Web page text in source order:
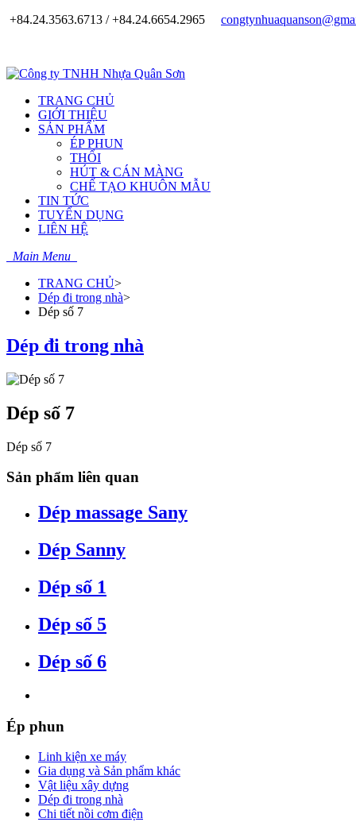
+84.24.3563.6713 / +84.24.6654.2965
TRANG CHỦ
GIỚI THIỆU
SẢN PHẨM
ÉP PHUN
THỔI
HÚT & CÁN MÀNG
CHẾ TẠO KHUÔN MẪU
TIN TỨC
TUYỂN DỤNG
LIÊN HỆ
Main Menu
TRANG CHỦ>
Dép đi trong nhà>
Dép số 7
Dép đi trong nhà
Dép số 7
Dép số 7
Sản phẩm liên quan
Dép massage Sany
Dép Sanny
Dép số 1
Dép số 5
Dép số 6
Ép phun
Linh kiện xe máy
Gia dụng và Sản phẩm khác
Vật liệu xây dựng
Dép đi trong nhà
Chi tiết nồi cơm điện